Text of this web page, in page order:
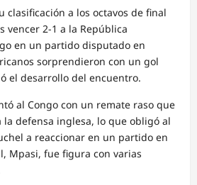
clasificación a los octavos de final
vencer 2-1 a la República
en un partido disputado en
sorprendieron con un gol
el desarrollo del encuentro.
al Congo con un remate raso que
defensa inglesa, lo que obligó al
a reaccionar en un partido en
Mpasi, fue figura con varias